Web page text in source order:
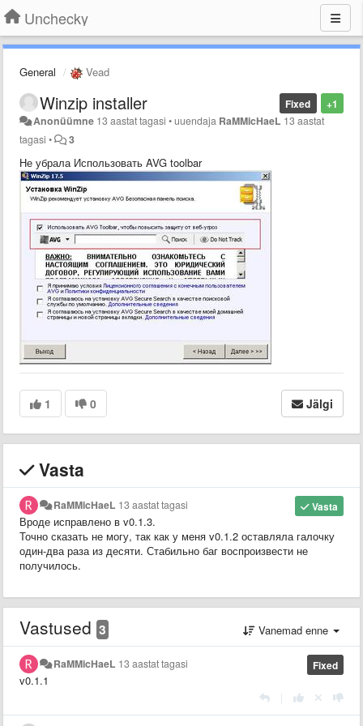
Unchecky
General Vead
+1
Fixed
Winzip installer
Anonüümne 13 aastat tagasi •uuendaja RaMMicHaeL 13 aastat
tagasi • 3
Не убрала Использовать AVG toolbar
1 0 Jälgi
Vasta
Vasta
RaMMicHaeL 13 aastat tagasi
Вроде исправлено в v0.1.3.
Точно сказать не могу, так как у меня v0.1.2 оставляла галочку
один-два раза из десяти. Стабильно баг воспроизвести не
получилось.
Vastused 3 Vanemad enne
Fixed
RaMMicHaeL 13 aastat tagasi
v0.1.1